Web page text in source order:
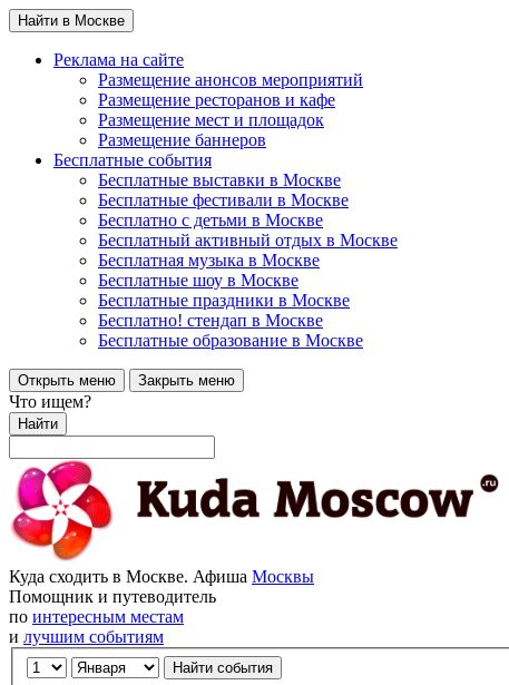
Найти в Москве
Реклама на сайте
Размещение анонсов мероприятий
Размещение ресторанов и кафе
Размещение мест и площадок
Размещение баннеров
Бесплатные события
Бесплатные выставки в Москве
Бесплатные фестивали в Москве
Бесплатно с детьми в Москве
Бесплатный активный отдых в Москве
Бесплатная музыка в Москве
Бесплатные шоу в Москве
Бесплатные праздники в Москве
Бесплатно! стендап в Москве
Бесплатные образование в Москве
Открыть меню Закрыть меню
Что ищем?
Найти
Куда сходить в Москве. Афиша Москвы
Помощник и путеводитель
по интересным местам
и лучшим событиям